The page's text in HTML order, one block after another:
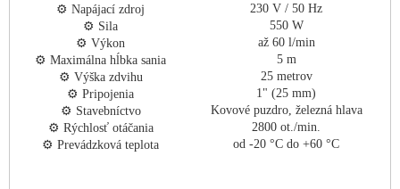
⚙️ Napájací zdroj
230 V / 50 Hz
⚙️ Sila
550 W
⚙️ Výkon
až 60 l/min
⚙️ Maximálna hĺbka sania
5 m
⚙️ Výška zdvihu
25 metrov
⚙️ Pripojenia
1" (25 mm)
⚙️ Stavebníctvo
Kovové puzdro, železná hlava
⚙️ Rýchlosť otáčania
2800 ot./min.
⚙️ Prevádzková teplota
od -20 °C do +60 °C